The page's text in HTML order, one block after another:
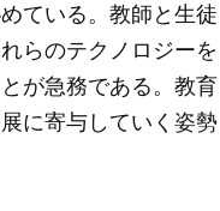
ている。教師と生徒
らのテクノロジーを
が急務である。教育
に寄与していく姿勢